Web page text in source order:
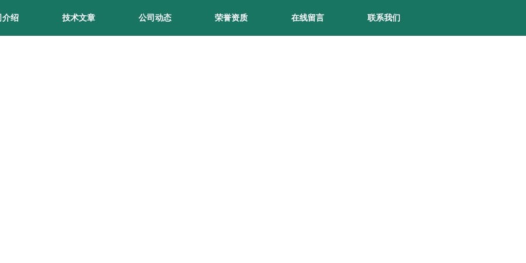
介绍 技术文章 公司动态 荣誉资质 在线留言 联系我们